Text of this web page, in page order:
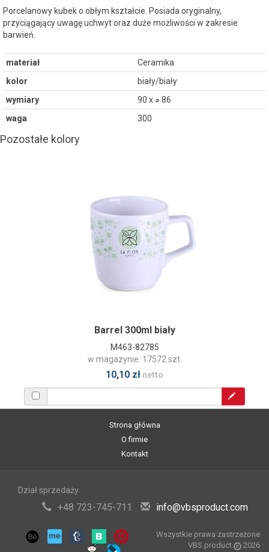
Porcelanowy kubek o obłym kształcie. Posiada oryginalny,
przyciągający uwagę uchwyt oraz duże możliwości w zakresie
barwień.
materiał
Ceramika
kolor
biały/biały
wymiary
90 x ⌀ 86
waga
300
Pozostałe kolory
Barrel 300ml biały
M463-82785
w magazynie: 17572 szt.
10,10 zł netto
Strona główna
O firmie
Kontakt
Dział sprzedaży
+48 723-745-711 info@vbsproduct.com
Wszystkie prawa zastrzeżone
VBS product
2026